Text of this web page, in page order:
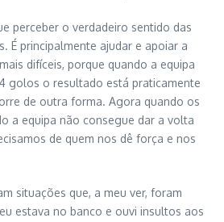
perceber o verdadeiro sentido das
É principalmente ajudar e apoiar a
difíceis, porque quando a equipa
golos o resultado está praticamente
de outra forma. Agora quando os
a equipa não consegue dar a volta
de quem nos dê força e nos
situações que, a meu ver, foram
estava no banco e ouvi insultos aos